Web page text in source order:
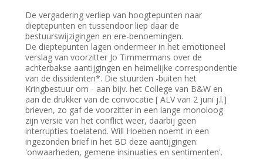
De vergadering verliep van hoogtepunten naar
dieptepunten en tussendoor liep daar de
bestuurswijzigingen en ere-benoemingen.
De dieptepunten lagen ondermeer in het emotioneel
verslag van voorzitter Jo Timmermans over de
achterbakse aantijgingen en heimelijke correspondentie
van de dissidenten*. Die stuurden -buiten het
Kringbestuur om - aan bijv. het College van B&W en
aan de drukker van de convocatie [ ALV van 2 juni j.l.]
brieven, zo gaf de voorzitter in een lange monoloog
zijn versie van het conflict weer, daarbij geen
interrupties toelatend. Will Hoeben noemt in een
ingezonden brief in het BD deze aantijgingen:
'onwaarheden, gemene insinuaties en sentimenten'.